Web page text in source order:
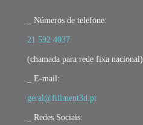
_ Números de telefone:
21 592 4037
(chamada para rede fixa nacional)
_ E-mail:
geral@fillment3d.pt
_ Redes Sociais: